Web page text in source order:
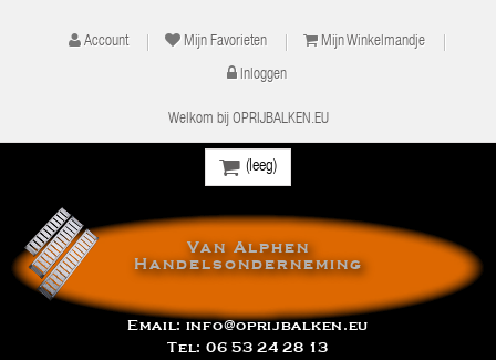
Account Mijn Favorieten Mijn Winkelmandje
Inloggen
Welkom bij OPRIJBALKEN.EU
(leeg)
Van Alphen
Handelsonderneming
Email: info@oprijbalken.eu
Tel: 06 53 24 28 13